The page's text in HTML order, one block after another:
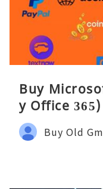
Buy
y Office 365)
Buy Old